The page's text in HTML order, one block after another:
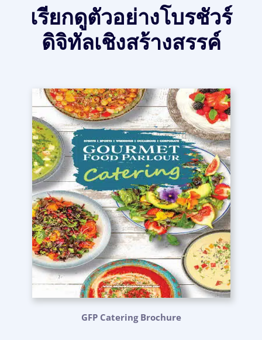
เรียกดูตัวอย่างโบรชัวร์
ดิจิทัลเชิงสร้างสรรค์
GFP Catering Brochure